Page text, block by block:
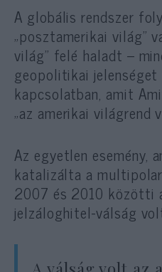
A globális rendszer
„posztamerikai világ”
világ” felé haladt –
geopolitikai jelenséget
kapcsolatban, amit
„az amerikai világrend
Az egyetlen esemény,
katalizálta a
2007 és 2010 közötti
jelzáloghitel-válság